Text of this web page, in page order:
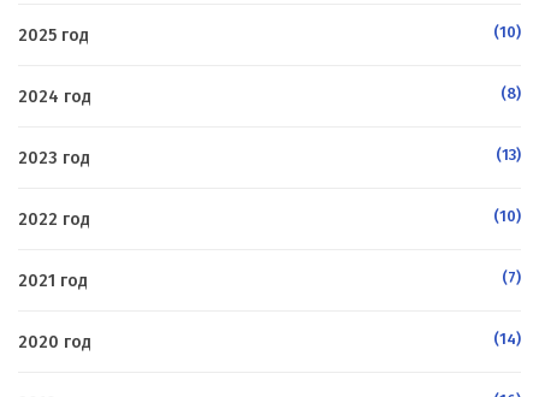
2025 год (10)
2024 год (8)
2023 год (13)
2022 год (10)
2021 год (7)
2020 год (14)